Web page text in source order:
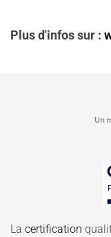
Plus d'infos sur :
La certification